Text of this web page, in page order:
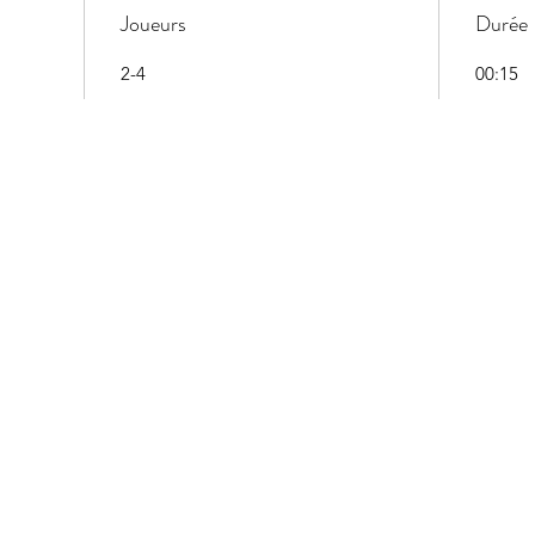
Joueurs
2-4
Durée
00:15